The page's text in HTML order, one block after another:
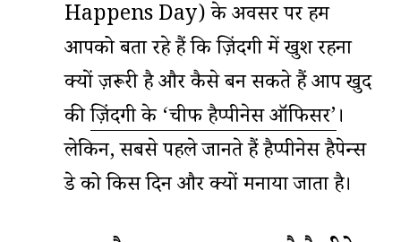
Happens Day) के अवसर पर हम
आपको बता रहे हैं कि ज़िंदगी में खुश रहना
क्यों ज़रूरी है और कैसे बन सकते हैं आप खुद
कीज़िंदगी के ‘चीफ हैप्पीनेस ऑफिसर’।
लेकिन, सबसे पहले जानते हैं हैप्पीनेस हैपेन्स
डे को किस दिन और क्यों मनाया जाता है।